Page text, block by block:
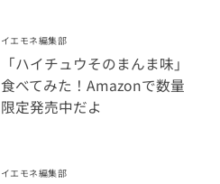
イエモネ編集部
「ハイチュウそのまんま味」
食べてみた！Amazonで数量
限定発売中だよ
イエモネ編集部